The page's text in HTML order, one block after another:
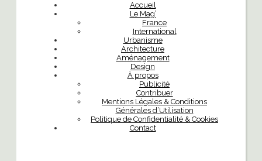
Accueil
Le Mag’
France
International
Urbanisme
Architecture
Aménagement
Design
À propos
Publicité
Contribuer
Mentions Légales & Conditions
Générales d’Utilisation
Politique de Confidentialité & Cookies
Contact